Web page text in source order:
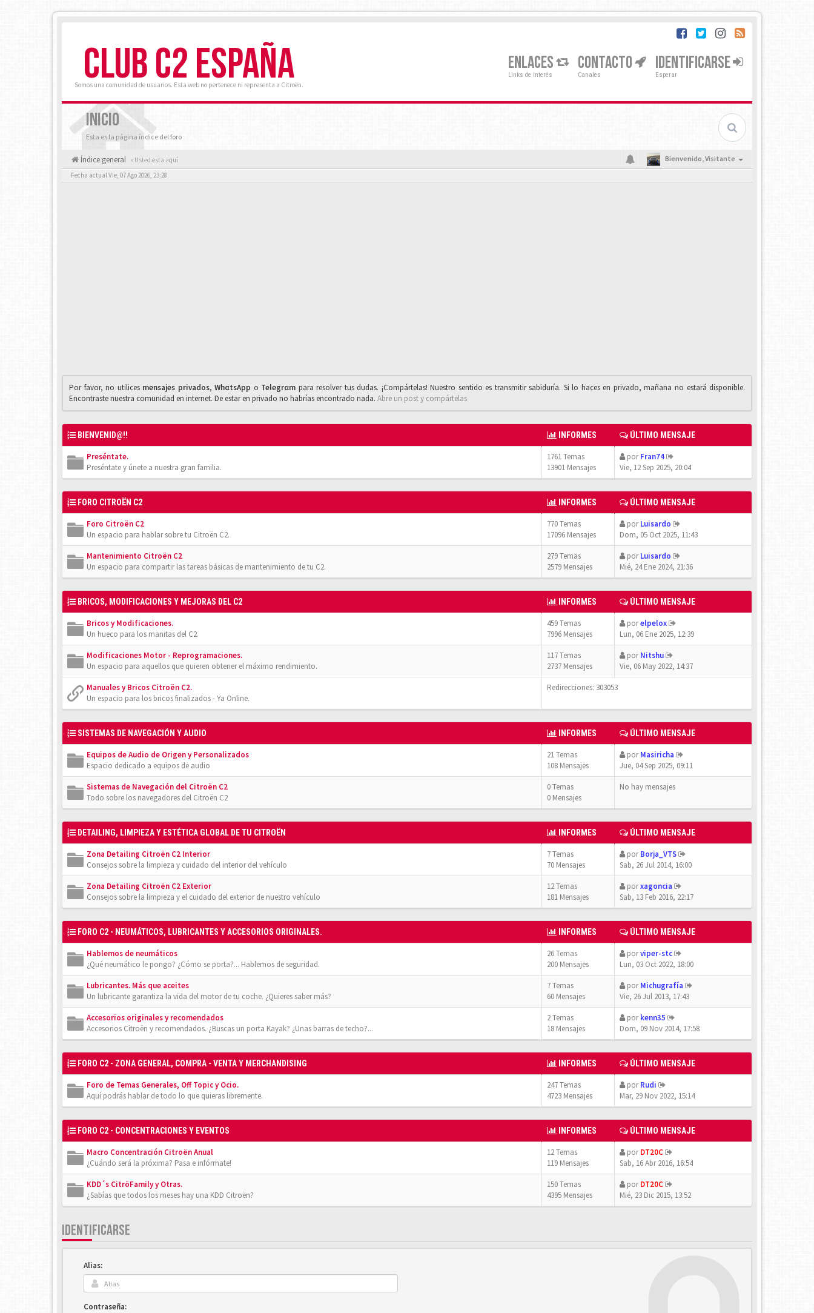
CLUB C2 ESPAÑA
Somos una comunidad de usuarios. Esta web no pertenece ni representa a Citroën.
ENLACES
Links de interés
CONTACTO
Canales
IDENTIFICARSE
Esperar
INICIO
Esta es la página índice del foro
Índice general « Usted esta aquí Bienvenido,Visitante
Fecha actual Vie, 07 Ago 2026, 23:28
Por favor, no utilices mensajes privados,WhαtsApp o Telegrαm para resolver tus dudas. ¡Compártelas! Nuestro sentido es transmitir sabiduría. Si lo haces en privado, mañana no estará disponible.
Encontraste nuestra comunidad en internet. De estar en privado no habrías encontrado nada. Abre un post y compártelas
BIENVENID@!! INFORMES ÚLTIMO MENSAJE
Preséntate.
Preséntate y únete a nuestra gran familia.
1761 Temas
13901 Mensajes
porFran74
Vie, 12 Sep 2025, 20:04
FORO CITROËN C2 INFORMES ÚLTIMO MENSAJE
Foro Citroën C2
Un espacio para hablar sobre tu Citroën C2.
770 Temas
17096 Mensajes
porLuisardo
Dom, 05 Oct 2025, 11:43
Mantenimiento Citroën C2
Un espacio para compartir las tareas básicas de mantenimiento de tu C2.
279 Temas
2579 Mensajes
porLuisardo
Mié, 24 Ene 2024, 21:36
BRICOS, MODIFICACIONES Y MEJORAS DEL C2 INFORMES ÚLTIMO MENSAJE
Bricos y Modificaciones.
Un hueco para los manitas del C2.
459 Temas
7996 Mensajes
porelpelox
Lun, 06 Ene 2025, 12:39
Modificaciones Motor - Reprogramaciones.
Un espacio para aquellos que quieren obtener el máximo rendimiento.
117 Temas
2737 Mensajes
porNitshu
Vie, 06 May 2022, 14:37
Manuales y Bricos Citroën C2.
Un espacio para los bricos finalizados - Ya Online.
Redirecciones: 303053
SISTEMAS DE NAVEGACIÓN Y AUDIO INFORMES ÚLTIMO MENSAJE
Equipos de Audio de Origen y Personalizados
Espacio dedicado a equipos de audio
21 Temas
108 Mensajes
porMasiricha
Jue, 04 Sep 2025, 09:11
Sistemas de Navegación del Citroën C2
Todo sobre los navegadores del Citroën C2
0 Temas
0 Mensajes
No hay mensajes
DETAILING, LIMPIEZA Y ESTÉTICA GLOBAL DE TU CITROËN INFORMES ÚLTIMO MENSAJE
Zona Detailing Citroën C2 Interior
Consejos sobre la limpieza y cuidado del interior del vehículo
7 Temas
70 Mensajes
porBorja_VTS
Sab, 26 Jul 2014, 16:00
Zona Detailing Citroën C2 Exterior
Consejos sobre la limpieza y el cuidado del exterior de nuestro vehículo
12 Temas
181 Mensajes
porxagoncia
Sab, 13 Feb 2016, 22:17
FORO C2 - NEUMÁTICOS, LUBRICANTES Y ACCESORIOS ORIGINALES. INFORMES ÚLTIMO MENSAJE
Hablemos de neumáticos
¿Qué neumático le pongo? ¿Cómo se porta?... Hablemos de seguridad.
26 Temas
200 Mensajes
porviper-stc
Lun, 03 Oct 2022, 18:00
Lubricantes. Más que aceites
Un lubricante garantiza la vida del motor de tu coche. ¿Quieres saber más?
7 Temas
60 Mensajes
porMichugrafía
Vie, 26 Jul 2013, 17:43
Accesorios originales y recomendados
Accesorios Citroën y recomendados. ¿Buscas un porta Kayak? ¿Unas barras de techo?...
2 Temas
18 Mensajes
porkenn35
Dom, 09 Nov 2014, 17:58
FORO C2 - ZONA GENERAL, COMPRA - VENTA Y MERCHANDISING INFORMES ÚLTIMO MENSAJE
Foro de Temas Generales, Off Topic y Ocio.
Aquí podrás hablar de todo lo que quieras libremente.
247 Temas
4723 Mensajes
porRudi
Mar, 29 Nov 2022, 15:14
FORO C2 - CONCENTRACIONES Y EVENTOS INFORMES ÚLTIMO MENSAJE
Macro Concentración Citroën Anual
¿Cuándo será la próxima? Pasa e infórmate!
12 Temas
119 Mensajes
porDT20C
Sab, 16 Abr 2016, 16:54
KDD´s CitröFamily y Otras.
¿Sabías que todos los meses hay una KDD Citroën?
150 Temas
4395 Mensajes
porDT20C
Mié, 23 Dic 2015, 13:52
IDENTIFICARSE
Alias:
Contraseña: